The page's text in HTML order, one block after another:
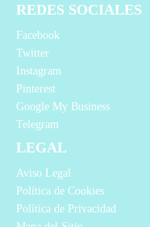
REDES SOCIALES
Facebook
Twitter
Instagram
Pinterest
Google My Business
Telegram
LEGAL
Aviso Legal
Política de Cookies
Política de Privacidad